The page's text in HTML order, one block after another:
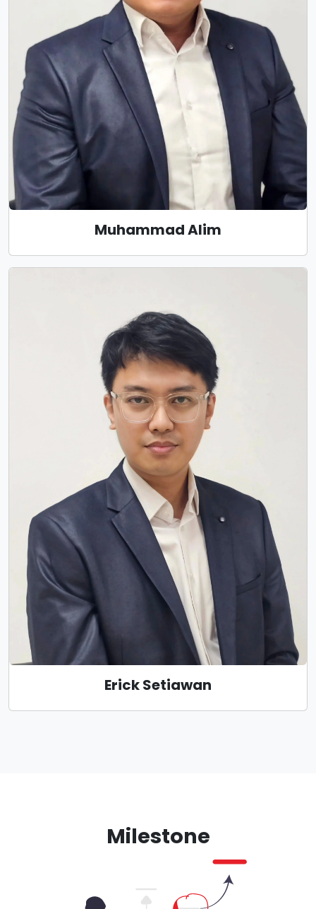
Muhammad Alim
Erick Setiawan
Milestone